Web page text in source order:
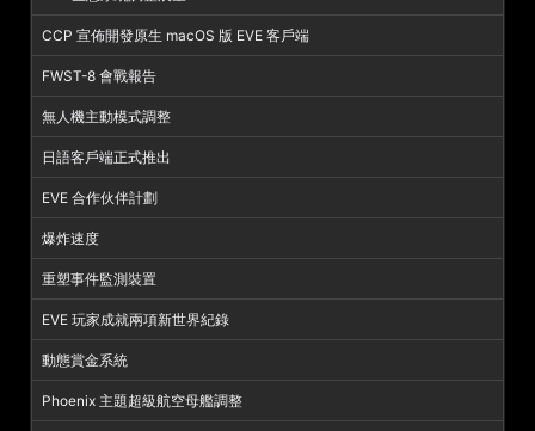
CCP 宣佈開發原生 macOS 版 EVE 客戶端
FWST-8 會戰報告
無人機主動模式調整
日語客戶端正式推出
EVE 合作伙伴計劃
爆炸速度
重塑事件監測裝置
EVE 玩家成就兩項新世界紀錄
動態賞金系統
Phoenix 主題超級航空母艦調整